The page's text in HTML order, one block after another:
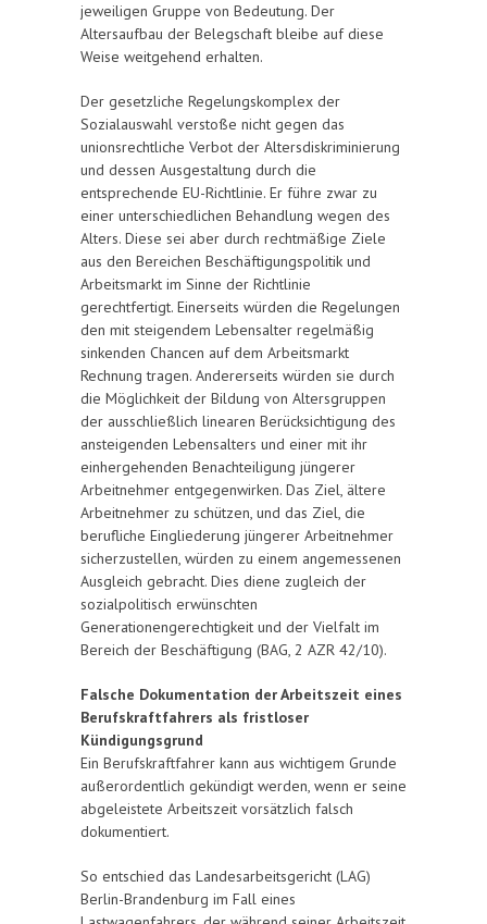
jeweiligen Gruppe von Bedeutung. Der
Altersaufbau der Belegschaft bleibe auf diese
Weise weitgehend erhalten.
Der gesetzliche Regelungskomplex der
Sozialauswahl verstoße nicht gegen das
unionsrechtliche Verbot der Altersdiskriminierung
und dessen Ausgestaltung durch die
entsprechende EU-Richtlinie. Er führe zwar zu
einer unterschiedlichen Behandlung wegen des
Alters. Diese sei aber durch rechtmäßige Ziele
aus den Bereichen Beschäftigungspolitik und
Arbeitsmarkt im Sinne der Richtlinie
gerechtfertigt. Einerseits würden die Regelungen
den mit steigendem Lebensalter regelmäßig
sinkenden Chancen auf dem Arbeitsmarkt
Rechnung tragen. Andererseits würden sie durch
die Möglichkeit der Bildung von Altersgruppen
der ausschließlich linearen Berücksichtigung des
ansteigenden Lebensalters und einer mit ihr
einhergehenden Benachteiligung jüngerer
Arbeitnehmer entgegenwirken. Das Ziel, ältere
Arbeitnehmer zu schützen, und das Ziel, die
berufliche Eingliederung jüngerer Arbeitnehmer
sicherzustellen, würden zu einem angemessenen
Ausgleich gebracht. Dies diene zugleich der
sozialpolitisch erwünschten
Generationengerechtigkeit und der Vielfalt im
Bereich der Beschäftigung (BAG, 2 AZR 42/10).
Falsche Dokumentation der Arbeitszeit eines
Berufskraftfahrers als fristloser
Kündigungsgrund
Ein Berufskraftfahrer kann aus wichtigem Grunde
außerordentlich gekündigt werden, wenn er seine
abgeleistete Arbeitszeit vorsätzlich falsch
dokumentiert.
So entschied das Landesarbeitsgericht (LAG)
Berlin-Brandenburg im Fall eines